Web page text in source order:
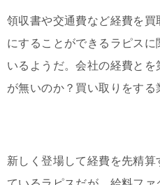
領収書や交通費など経費を
にすることができるラピス
いるようだ。会社の経費と
が無いのか？買い取りをする
新しく登場して経費を先精